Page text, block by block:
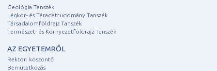
Geológia Tanszék
Légkör- és Téradattudomány Tanszék
Társadalomföldrajz Tanszék
Természet- és Környezetföldrajz Tanszék
AZ EGYETEMRŐL
Rektori köszöntő
Bemutatkozás